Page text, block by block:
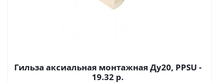
Гильза аксиальная монтажная Ду20, PPSU -
19.32 р.